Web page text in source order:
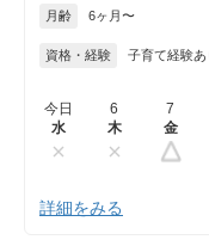
月齢 6ヶ月〜
資格・経験 子育て経験あ
今日
水
6
木
7
金
詳細をみる